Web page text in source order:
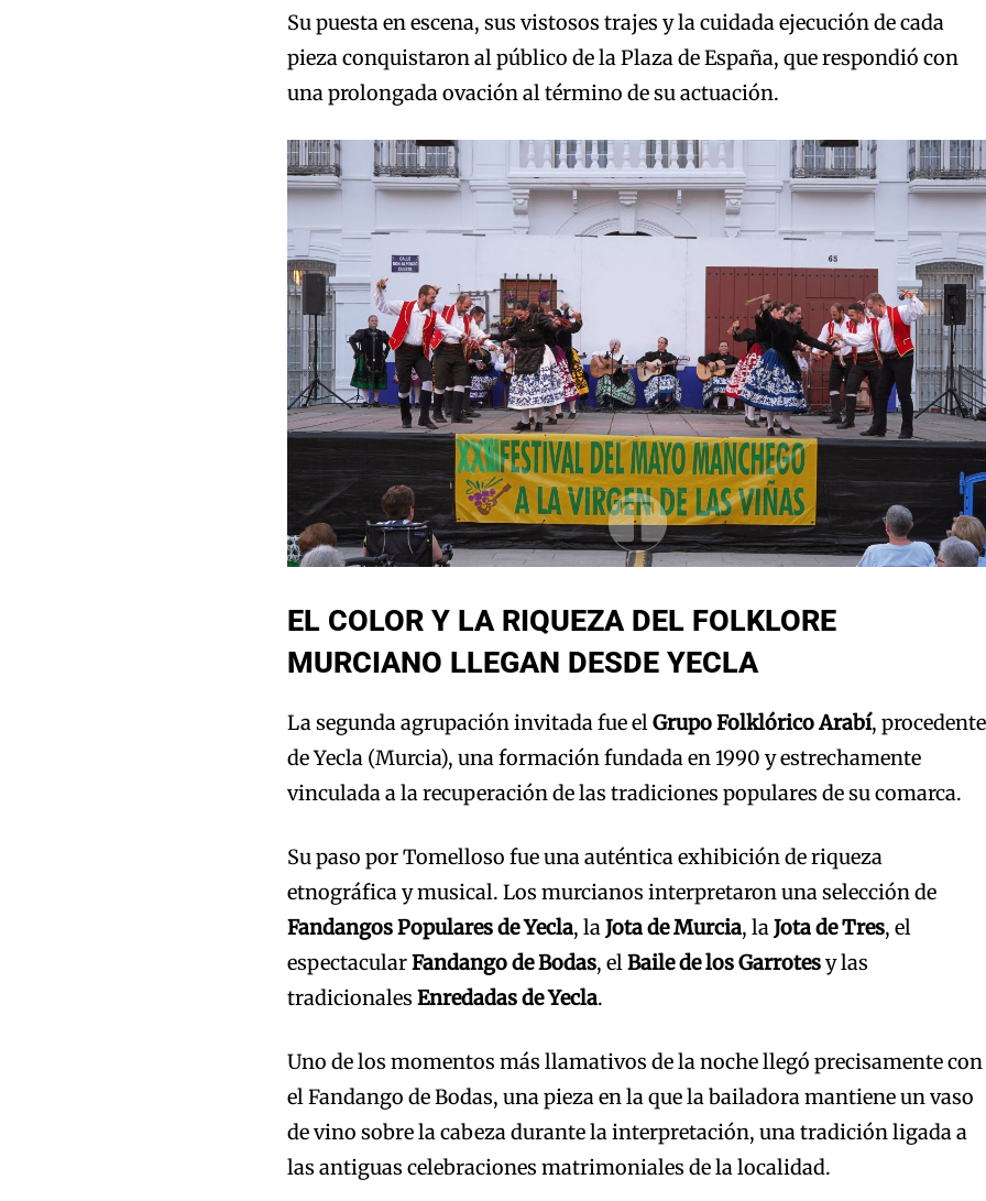
Su puesta en escena, sus vistosos trajes y la cuidada ejecución de cada
pieza conquistaron al público de la Plaza de España, que respondió con
una prolongada ovación al término de su actuación.
EL COLOR Y LA RIQUEZA DEL FOLKLORE
MURCIANO LLEGAN DESDE YECLA
La segunda agrupación invitada fue elGrupo Folklórico Arabí, procedente
de Yecla (Murcia), una formación fundada en 1990 y estrechamente
vinculada a la recuperación de las tradiciones populares de su comarca.
Su paso por Tomelloso fue una auténtica exhibición de riqueza
etnográfica y musical. Los murcianos interpretaron una selección de
Fandangos Populares de Yecla, laJota de Murcia, laJota de Tres, el
espectacularFandango de Bodas, elBaile de los Garrotesy las
tradicionales Enredadas de Yecla.
Uno de los momentos más llamativos de la noche llegó precisamente con
el Fandango de Bodas, una pieza en la que la bailadora mantiene un vaso
de vino sobre la cabeza durante la interpretación, una tradición ligada a
las antiguas celebraciones matrimoniales de la localidad.